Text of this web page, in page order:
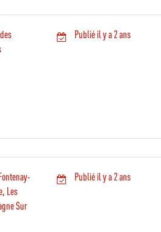
Publié il y a 2 ans
Les
Sur
Publié il y a 2 ans